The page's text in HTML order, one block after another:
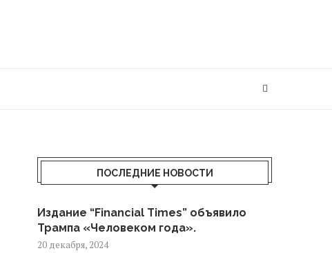
ПОСЛЕДНИЕ НОВОСТИ
Издание “Financial Times” объявило
Трампа «Человеком года».
20 декабря, 2024